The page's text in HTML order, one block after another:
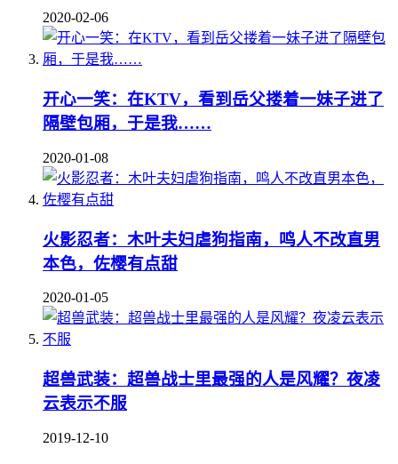
2020-02-06
开心一笑：在KTV，看到岳父搂着一妹子进了
隔壁包厢，于是我……
2020-01-08
火影忍者：木叶夫妇虐狗指南，鸣人不改直男
本色，佐樱有点甜
2020-01-05
超兽武装：超兽战士里最强的人是风耀？夜凌
云表示不服
2019-12-10